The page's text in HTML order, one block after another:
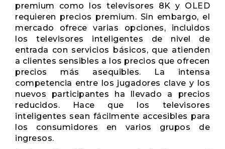
premium como los televisores 8K y OLED
requieren precios premium. Sin embargo, el
mercado ofrece varias opciones, incluidos
los televisores inteligentes de nivel de
entrada con servicios básicos, que atienden
a clientes sensibles a los precios que ofrecen
precios más asequibles. La intensa
competencia entre los jugadores clave y los
nuevos participantes ha llevado a precios
reducidos. Hace que los televisores
inteligentes sean fácilmente accesibles para
los consumidores en varios grupos de
ingresos.